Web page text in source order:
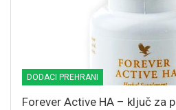
DODACI PREHRANI
Forever Active HA – ključ za